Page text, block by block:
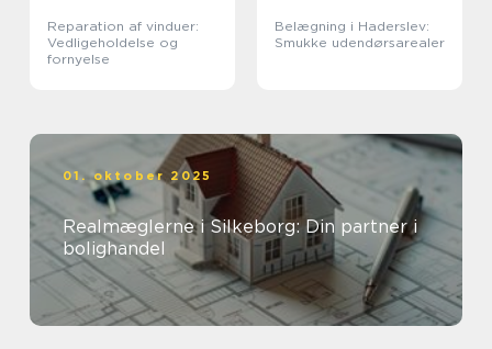
Reparation af vinduer:
Vedligeholdelse og
fornyelse
Belægning i Haderslev:
Smukke udendørsarealer
01. oktober 2025
Realmæglerne i Silkeborg: Din partner i
bolighandel